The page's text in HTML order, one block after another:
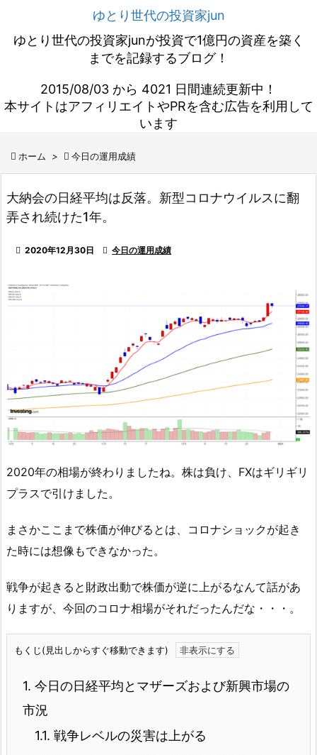
ゆとり世代の投資家jun
ゆとり世代の投資家junが投資で1億円の資産を築く
までを記録するブログ！
2015/08/03 から 4021 日間連続更新中！
本サイトはアフィリエイトやPRを含む広告を利用して
います
 ホーム >  今日の運用成績
大納会の日経平均は反落。新型コロナウイルスに翻
弄され続けた1年。
 2020年12月30日  今日の運用成績
2020年の相場が終わりましたね。株は負け、FXはギリギリ
プラスで引けました。
まさかここまで株価が伸びるとは、コロナショックが起き
た時には想像もできなかった。
戦争が起きると財政出動で株価が逆に上がるなんて話があ
りますが、今回のコロナ相場がそれだったんだな・・・。
もくじ(見出しからすぐ移動できます)
1. 今日の日経平均とマザーズおよび新興市場の
市況
1.1. 戦争レベルの災害は上がる